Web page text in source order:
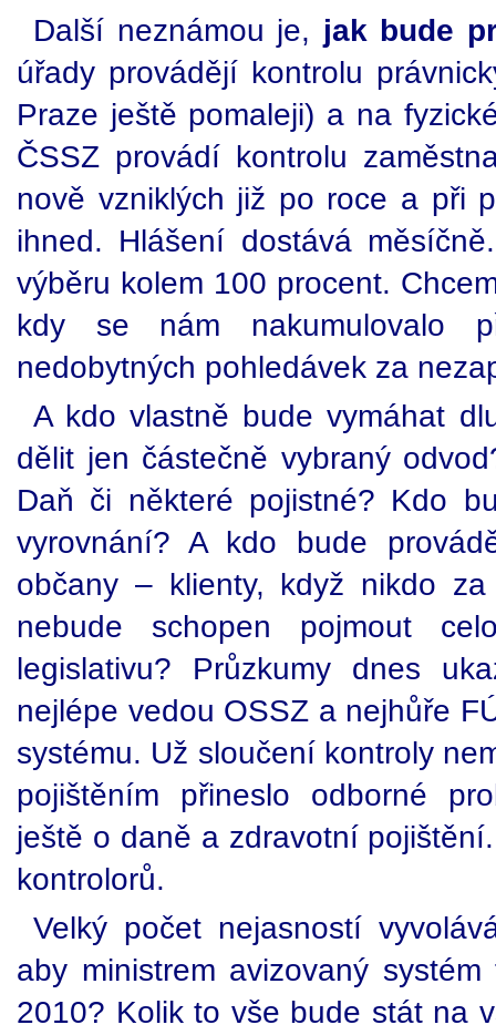
Další neznámou je, jak bude
úřady provádějí kontrolu
Praze ještě pomaleji) a na
ČSSZ provádí kontrolu
nově vzniklých již po roce a při
ihned. Hlášení dostává
výběru kolem 100 procent.
kdy se nám nakumulovalo
nedobytných pohledávek za
A kdo vlastně bude vymáhat
dělit jen částečně vybraný
Daň či některé pojistné? Kdo
vyrovnání? A kdo bude
občany – klienty, když nikdo
nebude schopen pojmout
legislativu? Průzkumy dnes
nejlépe vedou OSSZ a nejhůře
systému. Už sloučení kontroly
pojištěním přineslo odborné
ještě o daně a zdravotní
kontrolorů.
Velký počet nejasností
aby ministrem avizovaný
2010? Kolik to vše bude stát na